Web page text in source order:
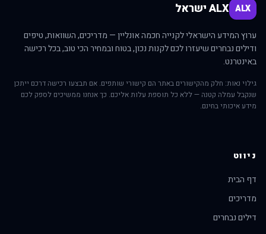
ALX ALX ישראל
ערוץ המידע הישראלי לקנייה חכמה אונליין — מדריכים, השוואות, טיפים
ודילים נבחרים שיעזרו לכם לקנות נכון, בטוח ובמחיר הכי טוב, בכל רכישה
באינטרנט.
גילוי נאות: חלק מהקישורים באתר הם קישורי שותפים. אם תבצעו רכישה דרכם ייתכן
שנקבל עמלה קטנה — ללא כל תוספת עלות אליכם. כך אנחנו ממשיכים לספק לכם
מידע איכותי בחינם.
ניווט
דף הבית
מדריכים
דילים נבחרים